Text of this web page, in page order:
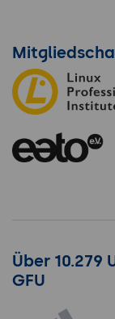
Über 10.279
GFU